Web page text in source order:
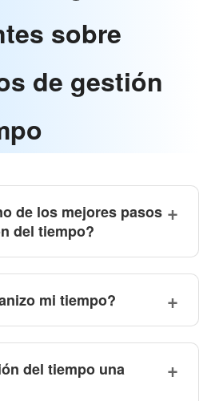
sobre
de gestión
de los mejores pasos
del tiempo?
mi tiempo?
del tiempo una